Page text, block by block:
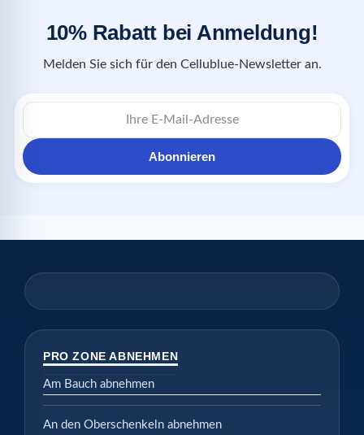
10% Rabatt bei Anmeldung!
Melden Sie sich für den Cellublue-Newsletter an.
Abonnieren
PRO ZONE ABNEHMEN
Am Bauch abnehmen
An den Oberschenkeln abnehmen